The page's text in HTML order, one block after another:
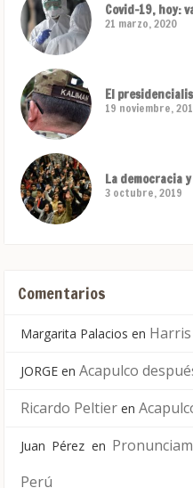
Covid-19, hoy:
21 marzo, 2020
El
19 noviembre,
La democracia
3 octubre, 2019
Comentarios
Margarita Palacios en
JORGE en Acapulco
Ricardo Peltier en
Juan Pérez en
Perú